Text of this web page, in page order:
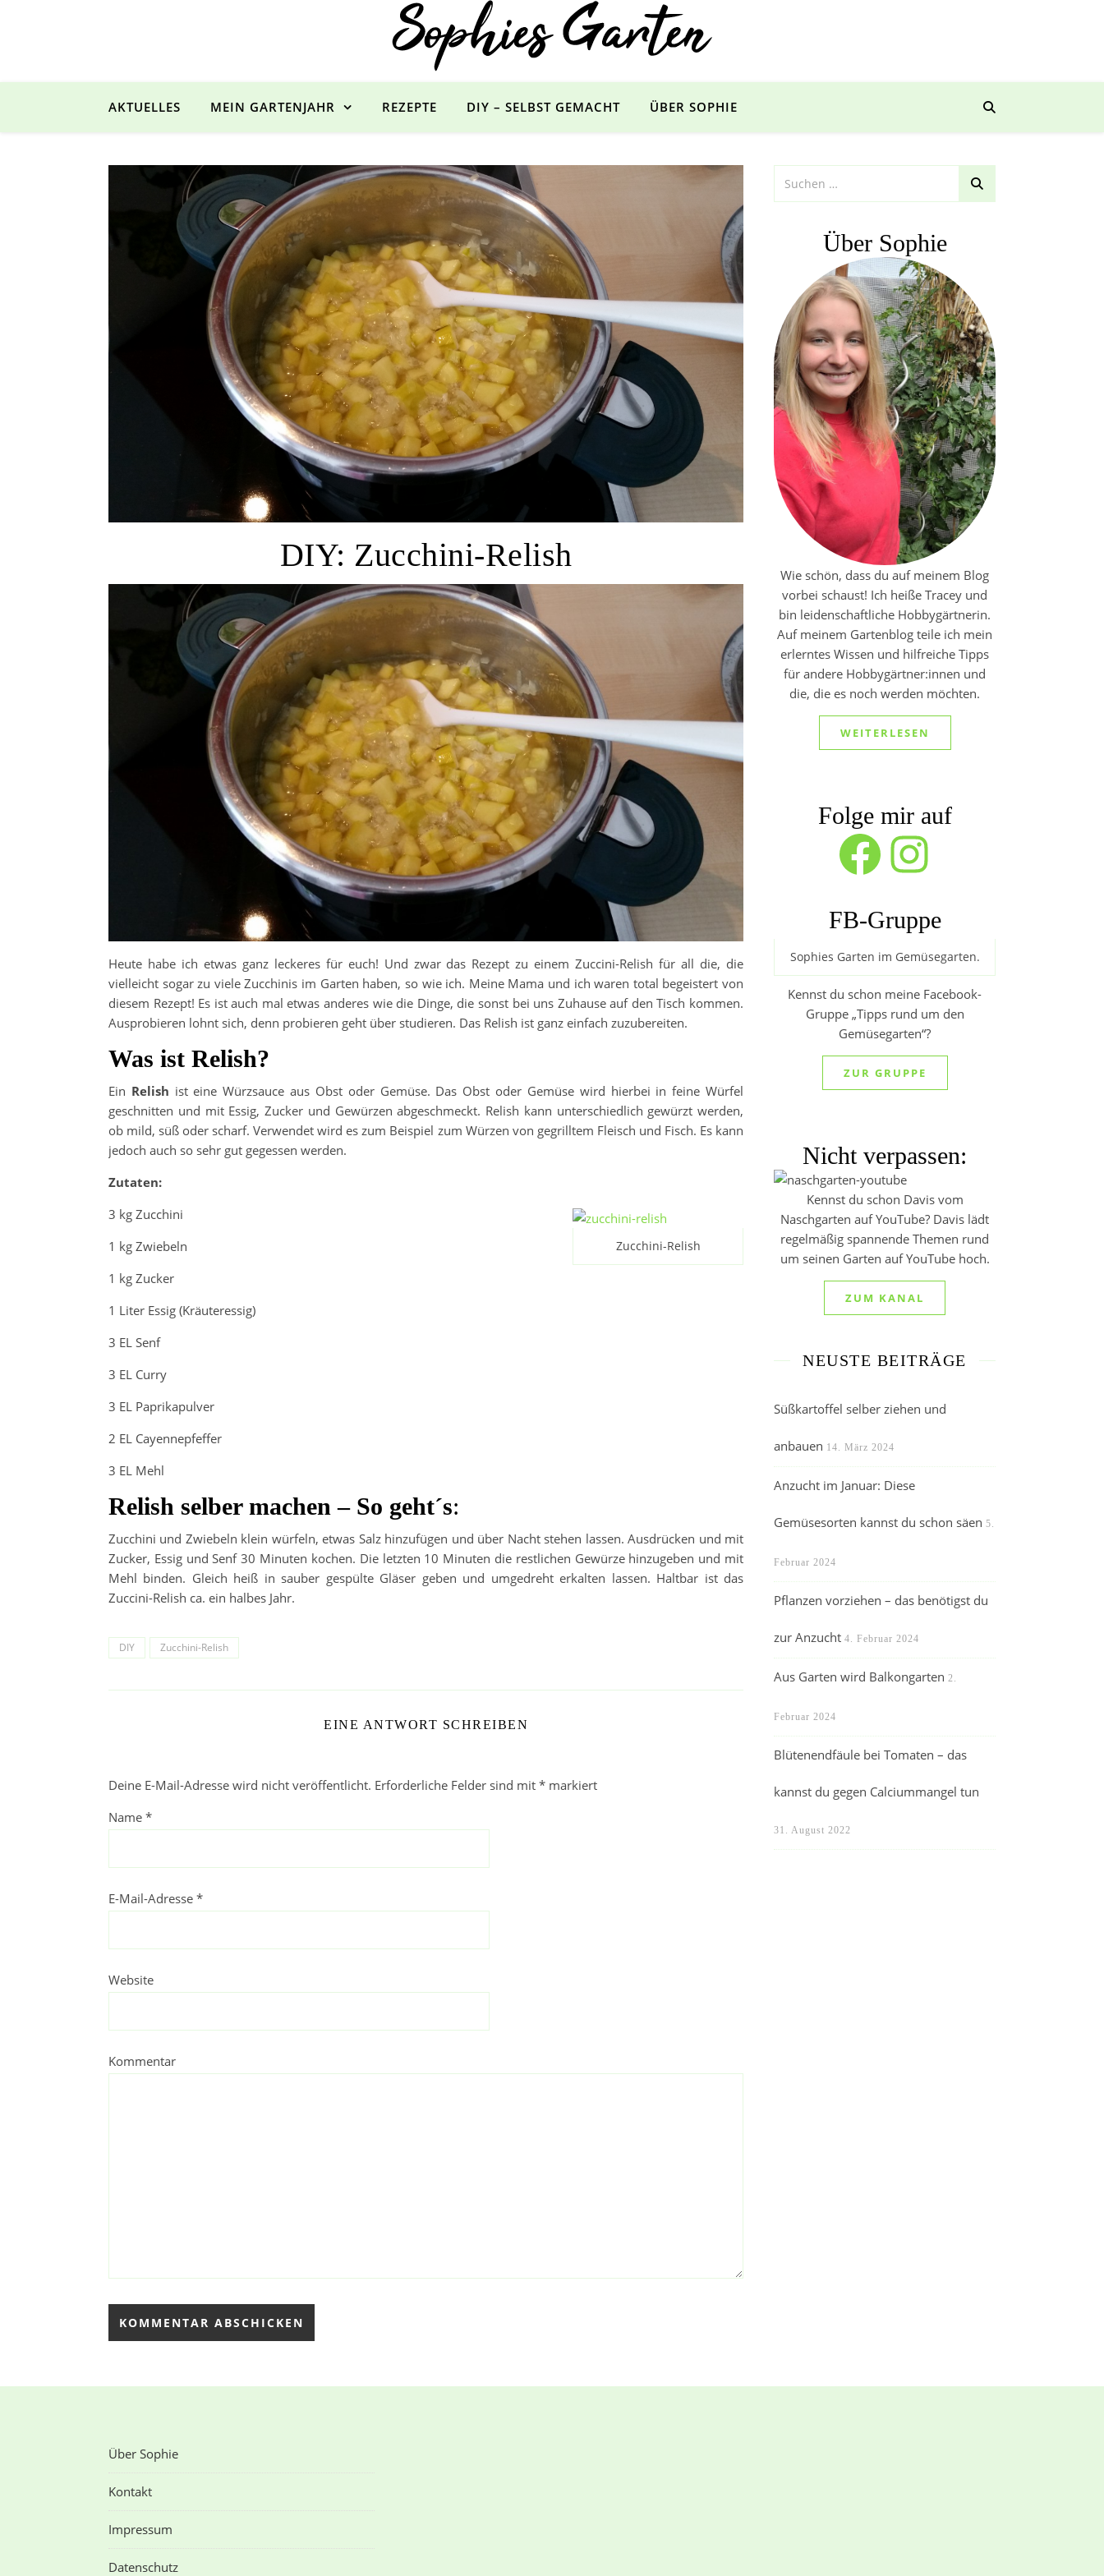
AKTUELLES MEIN GARTENJAHR REZEPTE DIY – SELBST GEMACHT ÜBER SOPHIE
DIY: Zucchini-Relish
Heute habe ich etwas ganz leckeres für euch! Und zwar das Rezept zu einem Zuccini-Relish für all die, die
vielleicht sogar zu viele Zucchinis im Garten haben, so wie ich. Meine Mama und ich waren total begeistert von
diesem Rezept! Es ist auch mal etwas anderes wie die Dinge, die sonst bei uns Zuhause auf den Tisch kommen.
Ausprobieren lohnt sich, denn probieren geht über studieren. Das Relish ist ganz einfach zuzubereiten.
Was ist Relish?
Ein Relish ist eine Würzsauce aus Obst oder Gemüse. Das Obst oder Gemüse wird hierbei in feine Würfel
geschnitten und mit Essig, Zucker und Gewürzen abgeschmeckt. Relish kann unterschiedlich gewürzt werden,
ob mild, süß oder scharf. Verwendet wird es zum Beispiel zum Würzen von gegrilltem Fleisch und Fisch. Es kann
jedoch auch so sehr gut gegessen werden.
Zutaten:
Zucchini-Relish
3 kg Zucchini
1 kg Zwiebeln
1 kg Zucker
1 Liter Essig (Kräuteressig)
3 EL Senf
3 EL Curry
3 EL Paprikapulver
2 EL Cayennepfeffer
3 EL Mehl
Relish selber machen – So geht´s:
Zucchini und Zwiebeln klein würfeln, etwas Salz hinzufügen und über Nacht stehen lassen. Ausdrücken und mit
Zucker, Essig und Senf 30 Minuten kochen. Die letzten 10 Minuten die restlichen Gewürze hinzugeben und mit
Mehl binden. Gleich heiß in sauber gespülte Gläser geben und umgedreht erkalten lassen. Haltbar ist das
Zuccini-Relish ca. ein halbes Jahr.
DIY Zucchini-Relish
EINE ANTWORT SCHREIBEN
Deine E-Mail-Adresse wird nicht veröffentlicht. Erforderliche Felder sind mit * markiert
Name *
E-Mail-Adresse *
Website
Kommentar
Über Sophie
Wie schön, dass du auf meinem Blog
vorbei schaust! Ich heiße Tracey und
bin leidenschaftliche Hobbygärtnerin.
Auf meinem Gartenblog teile ich mein
erlerntes Wissen und hilfreiche Tipps
für andere Hobbygärtner:innen und
die, die es noch werden möchten.
WEITERLESEN
Folge mir auf
Facebook Instagram
FB-Gruppe
Sophies Garten im Gemüsegarten.
Kennst du schon meine Facebook-
Gruppe „Tipps rund um den
Gemüsegarten“?
ZUR GRUPPE
Nicht verpassen:
Kennst du schon Davis vom
Naschgarten auf YouTube? Davis lädt
regelmäßig spannende Themen rund
um seinen Garten auf YouTube hoch.
ZUM KANAL
NEUSTE BEITRÄGE
Süßkartoffel selber ziehen und
anbauen 14. März 2024
Anzucht im Januar: Diese
Gemüsesorten kannst du schon säen 5.
Februar 2024
Pflanzen vorziehen – das benötigst du
zur Anzucht 4. Februar 2024
Aus Garten wird Balkongarten 2.
Februar 2024
Blütenendfäule bei Tomaten – das
kannst du gegen Calciummangel tun
31. August 2022
Über Sophie
Kontakt
Impressum
Datenschutz